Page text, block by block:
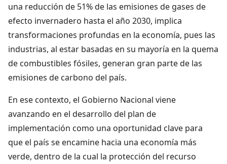
una reducción de 51% de las emisiones de gases de
efecto invernadero hasta el año 2030, implica
transformaciones profundas en la economía, pues las
industrias, al estar basadas en su mayoría en la quema
de combustibles fósiles, generan gran parte de las
emisiones de carbono del país.
En ese contexto, el Gobierno Nacional viene
avanzando en el desarrollo del plan de
implementación como una oportunidad clave para
que el país se encamine hacia una economía más
verde, dentro de la cual la protección del recurso